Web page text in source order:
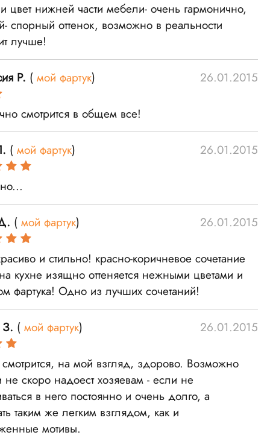
цвет нижней части мебели- очень гармонично,
спорный оттенок, возможно в реальности
лучше!
Р. ( мой фартук) 26.01.2015
смотрится в общем все!
( мой фартук) 26.01.2015
( мой фартук) 26.01.2015
и стильно! красно-коричневое сочетание
кухне изящно оттеняется нежными цветами и
фартука! Одно из лучших сочетаний!
З. ( мой фартук) 26.01.2015
на мой взгляд, здорово. Возможно
скоро надоест хозяевам - если не
в него постоянно и очень долго, а
таким же легким взглядом, как и
мотивы.